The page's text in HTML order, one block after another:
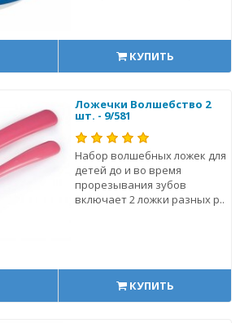
КУПИТЬ
Ложечки Волшебство 2
шт. - 9/581
Набор волшебных ложек для
детей до и во время
прорезывания зубов
включает 2 ложки разных р..
КУПИТЬ